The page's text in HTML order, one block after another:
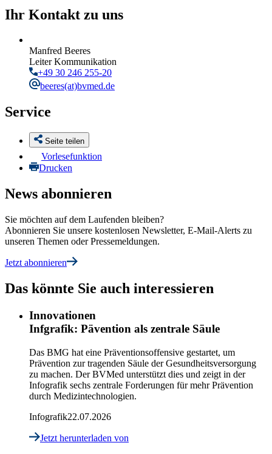
Ihr Kontakt zu uns
Manfred Beeres
Leiter Kommunikation
+49 30 246 255-20
beeres(at)bvmed.de
Service
Seite teilen
Vorlesefunktion
Drucken
News abonnieren
Sie möchten auf dem Laufenden bleiben?
Abonnieren Sie unsere kostenlosen Newsletter, E-Mail-Alerts zu
unseren Themen oder Pressemeldungen.
Jetzt abonnieren
Das könnte Sie auch interessieren
Innovationen
Infgrafik: Pävention als zentrale Säule
Das BMG hat eine Präventionsoffensive gestartet, um
Prävention zur tragenden Säule der Gesundheitsversorgung
zu machen. Der BVMed unterstützt dies und zeigt in der
Infografik sechs zentrale Forderungen für mehr Prävention
durch Medizintechnologien.
Infografik22.07.2026
Jetzt herunterladen von